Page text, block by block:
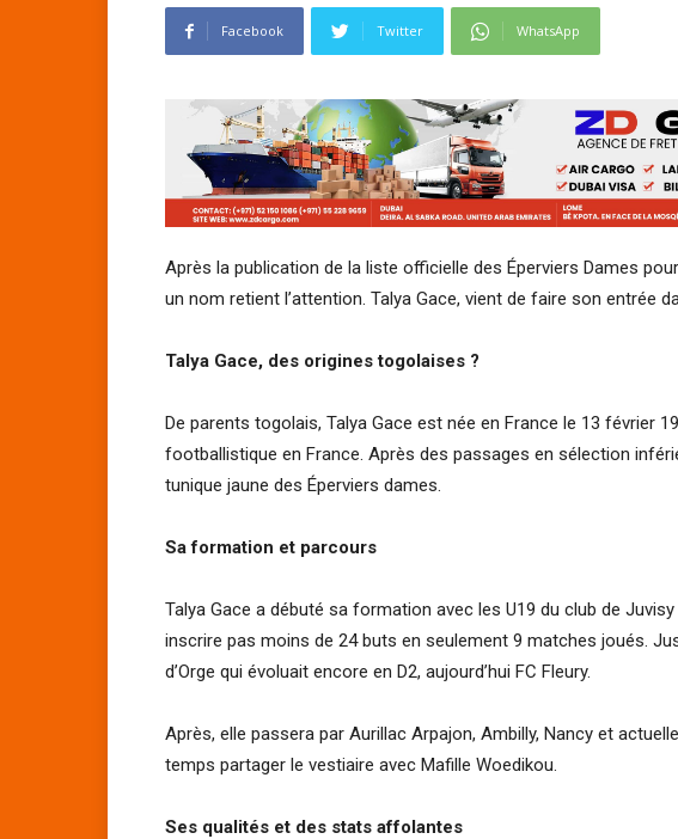
Facebook Twitter WhatsApp
Après la publication de la liste officielle des Éperviers Dames
un nom retient l’attention. Talya Gace, vient de faire son entrée
Talya Gace, des origines togolaises ?
De parents togolais, Talya Gace est née en France le 13 février
footballistique en France. Après des passages en sélection
tunique jaune des Éperviers dames.
Sa formation et parcours
Talya Gace a débuté sa formation avec les U19 du club de Juvisy
inscrire pas moins de 24 buts en seulement 9 matches joués.
d’Orge qui évoluait encore en D2, aujourd’hui FC Fleury.
Après, elle passera par Aurillac Arpajon, Ambilly, Nancy et
temps partager le vestiaire avec Mafille Woedikou.
Ses qualités et des stats affolantes